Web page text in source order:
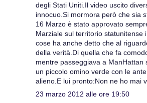
degli Stati Uniti.Il video uscito
innocuo.Si mormora però che sia
16 Marzo è stato approvato
Marziale sul territorio statunitense
cose ha anche detto che al
della verità.Di quella che fa
mentre passeggiava a
un piccolo omino verde con le
alieno.E lui pronto:Non ne ho mai
23 marzo 2012 alle ore 19:50